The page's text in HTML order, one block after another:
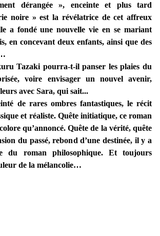
dérangée », enceinte et plus tard
noire » est la révélatrice de cet affreux
a fondé une nouvelle vie en se mariant
en concevant deux enfants, ainsi que des
Tazaki pourra-t-il panser les plaies du
voire envisager un nouvel avenir,
avec Sara, qui sait...
de rares ombres fantastiques, le récit
et réaliste. Quête initiatique, ce roman
qu’annoncé. Quête de la vérité, quête
du passé, rebond d’une destinée, il y a
du roman philosophique. Et toujours
de la mélancolie…